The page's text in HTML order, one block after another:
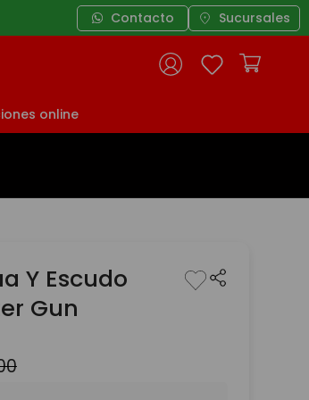
3 cuotas sin interés a
Contacto Sucursales
online
Y Escudo
Gun